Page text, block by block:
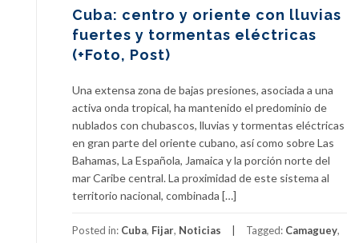
Cuba: centro y oriente con lluvias
fuertes y tormentas eléctricas
(+Foto, Post)
Una extensa zona de bajas presiones, asociada a una
activa onda tropical, ha mantenido el predominio de
nublados con chubascos, lluvias y tormentas eléctricas
en gran parte del oriente cubano, así como sobre Las
Bahamas, La Española, Jamaica y la porción norte del
mar Caribe central. La proximidad de este sistema al
territorio nacional, combinada […]
Posted in: Cuba, Fijar, Noticias Tagged: Camaguey,